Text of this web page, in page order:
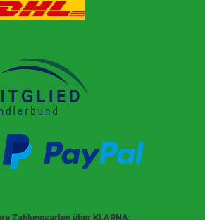
Zahlungsarten über KLARNA: